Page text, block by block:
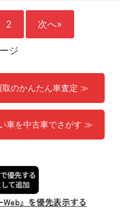
2 次へ»
ジ
のかんたん車査定 ≫
車を中古車でさがす ≫
』を優先表示する